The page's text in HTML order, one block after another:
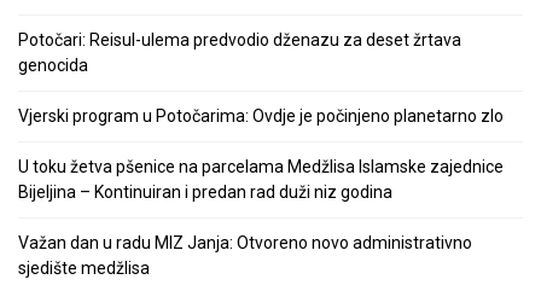
Potočari: Reisul-ulema predvodio dženazu za deset žrtava
genocida
Vjerski program u Potočarima: Ovdje je počinjeno planetarno zlo
U toku žetva pšenice na parcelama Medžlisa Islamske zajednice
Bijeljina – Kontinuiran i predan rad duži niz godina
Važan dan u radu MIZ Janja: Otvoreno novo administrativno
sjedište medžlisa